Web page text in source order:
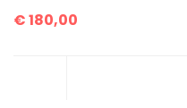
€180,00